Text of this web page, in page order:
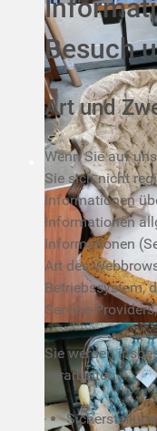
Besuch
Art und
Wenn Sie auf
Sie sich nicht
Informationen
Informationen
Informationen
Art des
Betriebssystem,
Service-
Sie werden
verarbeitet: